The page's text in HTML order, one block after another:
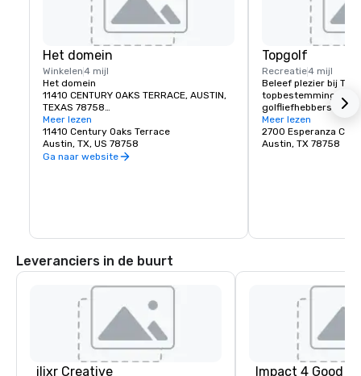
Het domein
Winkelen4 mijl
Het domein
11410 CENTURY OAKS TERRACE, AUSTIN,
TEXAS 78758
The Domain in Austin is een levendige
ontwikkeling voor gemengd gebruik die
luxe wonen, winkelen, dineren en
evenementen, The Domain creëert een
samenkomen, waardoor zowel bewoners
stedelijke ervaring krijgen.
Meer lezen
11410 Century Oaks Terrace
Austin, TX, US 78758
Ga naar website
Topgolf
Recreatie4 mijl
Beleef plezier bij
topbestemming voor
golfliefhebbers als
een hightech driving
interactieve games,
levendige sfeer. Met
Meer lezen
2700 Esperanza
Austin, TX 78758
Leveranciers in de buurt
ilixr Creative Impact 4 Good